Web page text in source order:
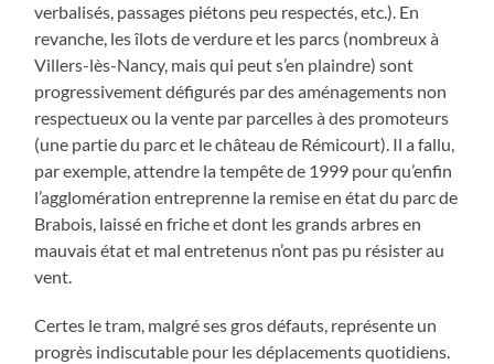
verbalisés, passages piétons peu respectés, etc.). En
revanche, les îlots de verdure et les parcs (nombreux à
Villers-lès-Nancy, mais qui peut s’en plaindre) sont
progressivement défigurés par des aménagements non
respectueux ou la vente par parcelles à des promoteurs
(une partie du parc et le château de Rémicourt). Il a fallu,
par exemple, attendre la tempête de 1999 pour qu’enfin
l’agglomération entreprenne la remise en état du parc de
Brabois, laissé en friche et dont les grands arbres en
mauvais état et mal entretenus n’ont pas pu résister au
vent.
Certes le tram, malgré ses gros défauts, représente un
progrès indiscutable pour les déplacements quotidiens.